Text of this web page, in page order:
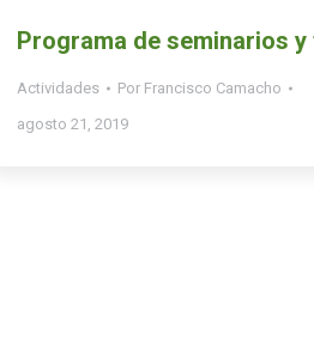
Programa de seminarios
Actividades Por Francisco Camacho
agosto 21, 2019